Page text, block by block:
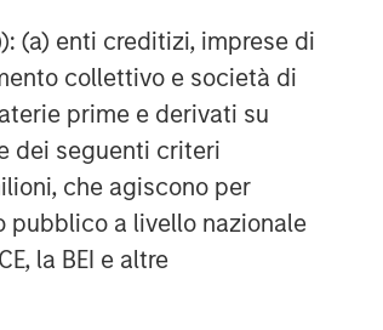
(a) enti creditizi, imprese di
collettivo e società di
prime e derivati su
dei seguenti criteri
che agiscono per
pubblico a livello nazionale
la BEI e altre